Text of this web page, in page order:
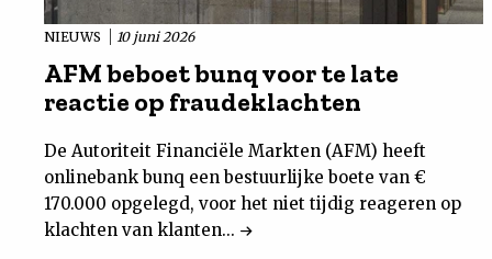
NIEUWS 10 juni 2026
AFM beboet bunq voor te late
reactie op fraudeklachten
De Autoriteit Financiële Markten (AFM) heeft
onlinebank bunq een bestuurlijke boete van €
170.000 opgelegd, voor het niet tijdig reageren op
klachten van klanten...